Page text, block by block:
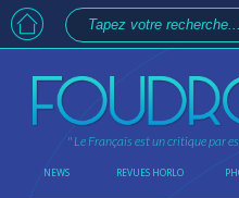
" Le Français est un critique par
NEWS REVUES HORLO